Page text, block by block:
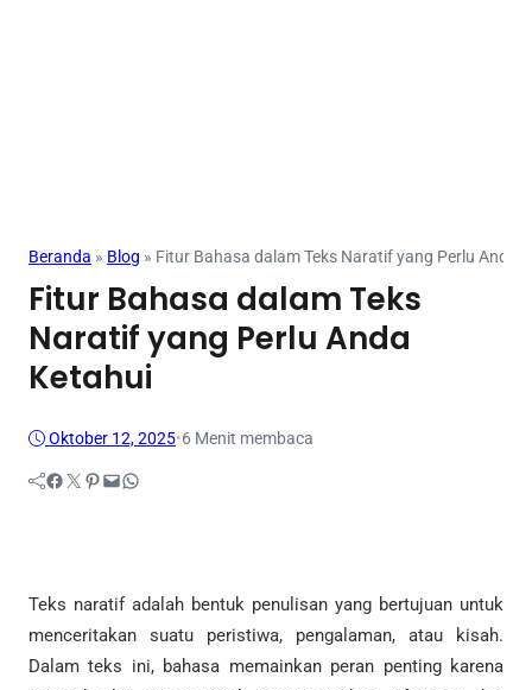
Beranda » Blog » Fitur Bahasa dalam Teks Naratif yang Perlu Anda
Fitur Bahasa dalam Teks
Naratif yang Perlu Anda
Ketahui
Oktober 12, 2025•6 Menit membaca
Facebook Twitter Pinterest Mail WhatsApp
Teks naratif adalah bentuk penulisan yang bertujuan untuk
menceritakan suatu peristiwa, pengalaman, atau kisah.
Dalam teks ini, bahasa memainkan peran penting karena